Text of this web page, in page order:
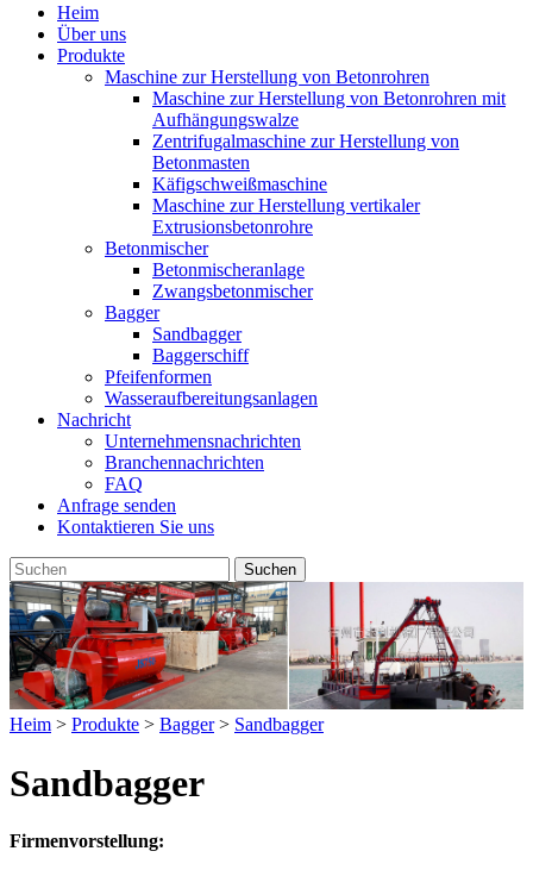
Heim
Über uns
Produkte
Maschine zur Herstellung von Betonrohren
Maschine zur Herstellung von Betonrohren mit
Aufhängungswalze
Zentrifugalmaschine zur Herstellung von
Betonmasten
Käfigschweißmaschine
Maschine zur Herstellung vertikaler
Extrusionsbetonrohre
Betonmischer
Betonmischeranlage
Zwangsbetonmischer
Bagger
Sandbagger
Baggerschiff
Pfeifenformen
Wasseraufbereitungsanlagen
Nachricht
Unternehmensnachrichten
Branchennachrichten
FAQ
Anfrage senden
Kontaktieren Sie uns
Heim > Produkte > Bagger> Sandbagger
Sandbagger
Firmenvorstellung: